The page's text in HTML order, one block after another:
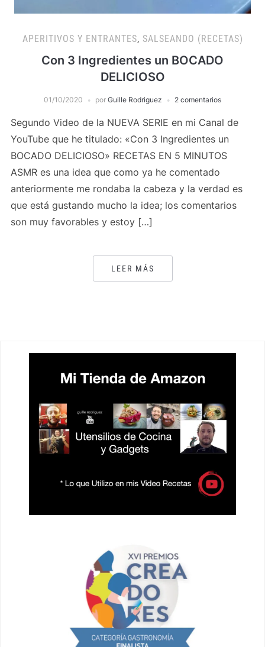
APERITIVOS Y ENTRANTES, SALSEANDO (RECETAS)
Con 3 Ingredientes un BOCADO
DELICIOSO
01/10/2020 por Guille Rodriguez 2 comentarios
Segundo Video de la NUEVA SERIE en mi Canal de
YouTube que he titulado: «Con 3 Ingredientes un
BOCADO DELICIOSO» RECETAS EN 5 MINUTOS
ASMR es una idea que como ya he comentado
anteriormente me rondaba la cabeza y la verdad es
que está gustando mucho la idea; los comentarios
son muy favorables y estoy […]
LEER MÁS